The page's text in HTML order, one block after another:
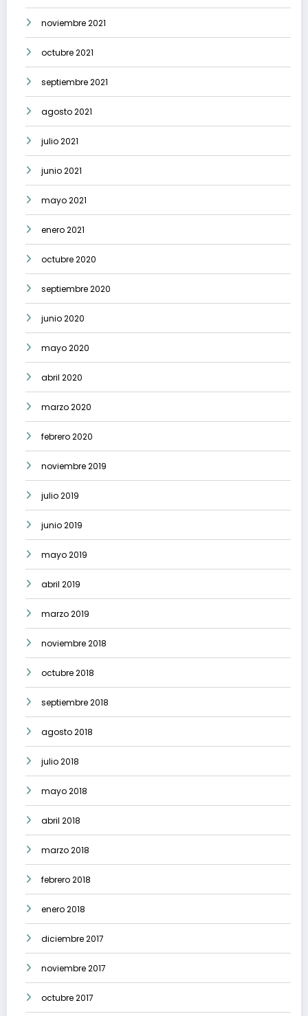
noviembre 2021
octubre 2021
septiembre 2021
agosto 2021
julio 2021
junio 2021
mayo 2021
enero 2021
octubre 2020
septiembre 2020
junio 2020
mayo 2020
abril 2020
marzo 2020
febrero 2020
noviembre 2019
julio 2019
junio 2019
mayo 2019
abril 2019
marzo 2019
noviembre 2018
octubre 2018
septiembre 2018
agosto 2018
julio 2018
mayo 2018
abril 2018
marzo 2018
febrero 2018
enero 2018
diciembre 2017
noviembre 2017
octubre 2017